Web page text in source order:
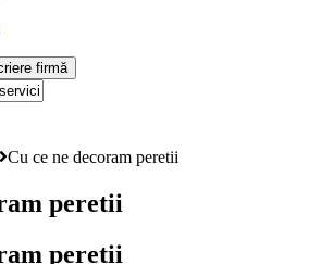
firmă
Cu ce ne decoram peretii
peretii
peretii